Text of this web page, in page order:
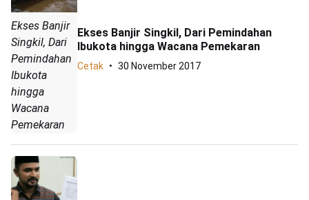
Ekses Banjir
Singkil, Dari
Pemindahan
Ibukota
hingga
Wacana
Pemekaran
Ekses Banjir Singkil, Dari Pemindahan
Ibukota hingga Wacana Pemekaran
Cetak 30 November 2017